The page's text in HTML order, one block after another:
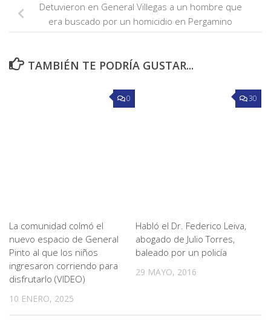
Detuvieron en General Villegas a un hombre que
era buscado por un homicidio en Pergamino
TAMBIÉN TE PODRÍA GUSTAR...
0
La comunidad colmó el
nuevo espacio de General
Pinto al que los niños
ingresaron corriendo para
disfrutarlo (VIDEO)
10 ENERO, 2025
30
Habló el Dr. Federico Leiva,
abogado de Julio Torres,
baleado por un policía
29 MAYO, 2016